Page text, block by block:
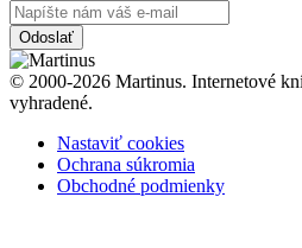
Odoslať
© 2000-2026 Martinus. Internetové
vyhradené.
Nastaviť cookies
Ochrana súkromia
Obchodné podmienky